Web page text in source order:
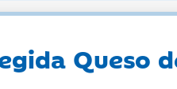
Queso